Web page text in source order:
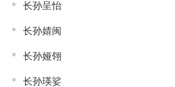
长孙呈怡
长孙婧闽
长孙娅翎
长孙瑛娑